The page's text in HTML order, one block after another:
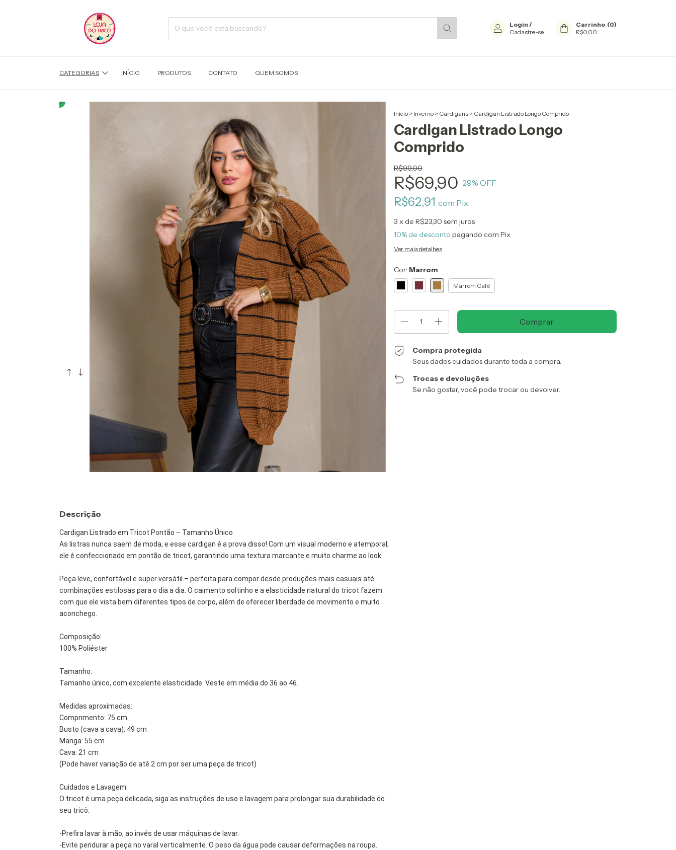
Login /
Cadastre-se
Carrinho (0)
R$0,00
CATEGORIAS INÍCIO PRODUTOS CONTATO QUEM SOMOS
Início > Inverno > Cardigans > Cardigan Listrado Longo Comprido
Cardigan Listrado Longo
Comprido
R$99,00
R$69,90 29% OFF
R$62,91 com Pix
3 x de R$23,30 sem juros
10% de desconto pagando com Pix
Ver mais detalhes
Cor: Marrom
Marrom Café
Compra protegida
Seus dados cuidados durante toda a compra.
Trocas e devoluções
Se não gostar, você pode trocar ou devolver.
Descrição
Cardigan Listrado em Tricot Pontão – Tamanho Único
As listras nunca saem de moda, e esse cardigan é a prova disso! Com um visual moderno e atemporal,
ele é confeccionado em pontão de tricot, garantindo uma textura marcante e muito charme ao look.
Peça leve, confortável e super versátil – perfeita para compor desde produções mais casuais até
combinações estilosas para o dia a dia. O caimento soltinho e a elasticidade natural do tricot fazem
com que ele vista bem diferentes tipos de corpo, além de oferecer liberdade de movimento e muito
aconchego.
Composição:
100% Poliéster
Tamanho:
Tamanho único, com excelente elasticidade. Veste em média do 36 ao 46.
Medidas aproximadas:
Comprimento: 75 cm
Busto (cava a cava): 49 cm
Manga: 55 cm
Cava: 21 cm
(Pode haver variação de até 2 cm por ser uma peça de tricot)
Cuidados e Lavagem:
O tricot é uma peça delicada, siga as instruções de uso e lavagem para prolongar sua durabilidade do
seu tricô.
-Prefira lavar à mão, ao invés de usar máquinas de lavar.
-Evite pendurar a peça no varal verticalmente. O peso da água pode causar deformações na roupa.